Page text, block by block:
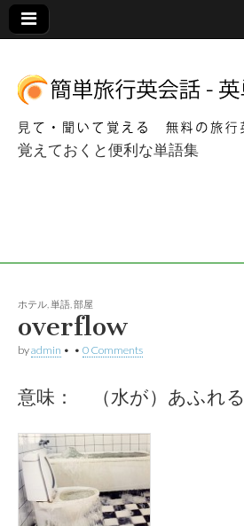
覚えておくと便利な単語集
ホテル 単語 部屋
overflow
byadmin • • 0 Comments
意味： （水が）あふれる